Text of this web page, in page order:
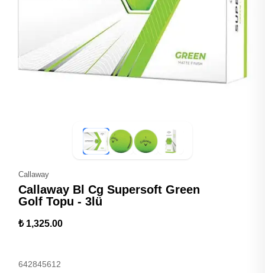
Callaway
Callaway Bl Cg Supersoft Green
Golf Topu - 3lü
₺ 1,325.00
642845612